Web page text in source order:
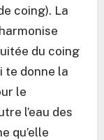
coing). La
du coing
te donne la
le
l’eau des
qu’elle